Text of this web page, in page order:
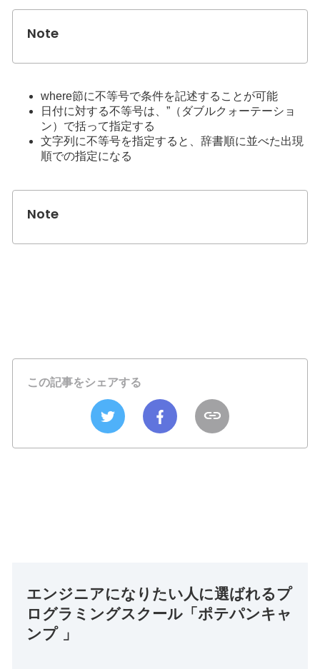
where節に不等号で条件を記述することが可能
日付に対する不等号は、”（ダブルクォーテーショ
ン）で括って指定する
文字列に不等号を指定すると、辞書順に並べた出現
順での指定になる
この記事をシェアする
エンジニアになりたい人に選ばれるプ
ログラミングスクール「ポテパンキャ
ンプ 」